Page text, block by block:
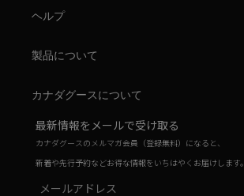
ヘルプ
製品について
カナダグースについて
最新情報をメールで受け取る
カナダグースのメルマガ会員（登録無料）になると、
新着や先行予約などお得な情報をいちはやくお届けします。